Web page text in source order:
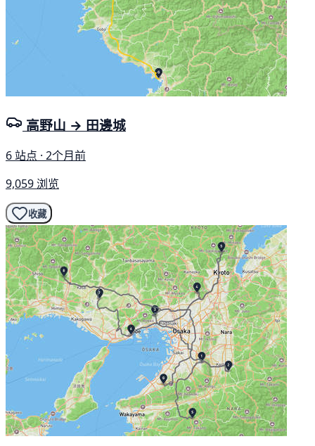
高野山 → 田邊城
6 站点 · 2个月前
9,059 浏览
收藏